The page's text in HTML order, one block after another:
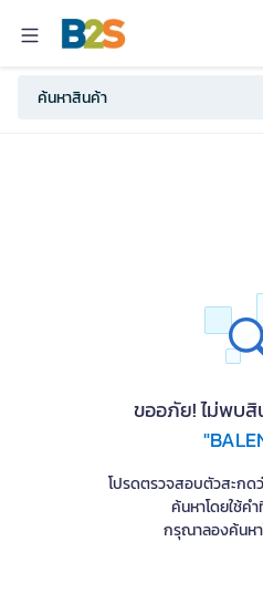
ขออภัย! ไม่พบ
โปรดตรวจสอบตัวสะกด
ค้นหาโดยใช้ค
กรุณาลองค้นห